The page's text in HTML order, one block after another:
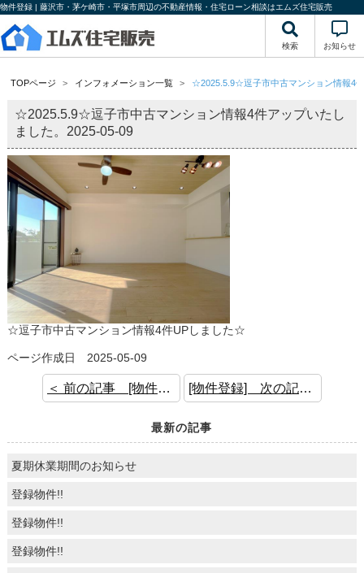
物件登録 | 藤沢市・茅ケ崎市・平塚市周辺の不動産情報・住宅ローン相談はエムズ住宅販売
検索 お知らせ
TOPページ インフォメーション一覧 ☆2025.5.9☆逗子市中古マンション情報4
☆2025.5.9☆逗子市中古マンション情報4件アップいたし
ました。 2025-05-09
☆逗子市中古マンション情報4件UPしました☆
ページ作成日 2025-05-09
＜ 前の記事 [物件登録] [物件登録] 次の記事 ＞
最新の記事
夏期休業期間のお知らせ
登録物件!!
登録物件!!
登録物件!!